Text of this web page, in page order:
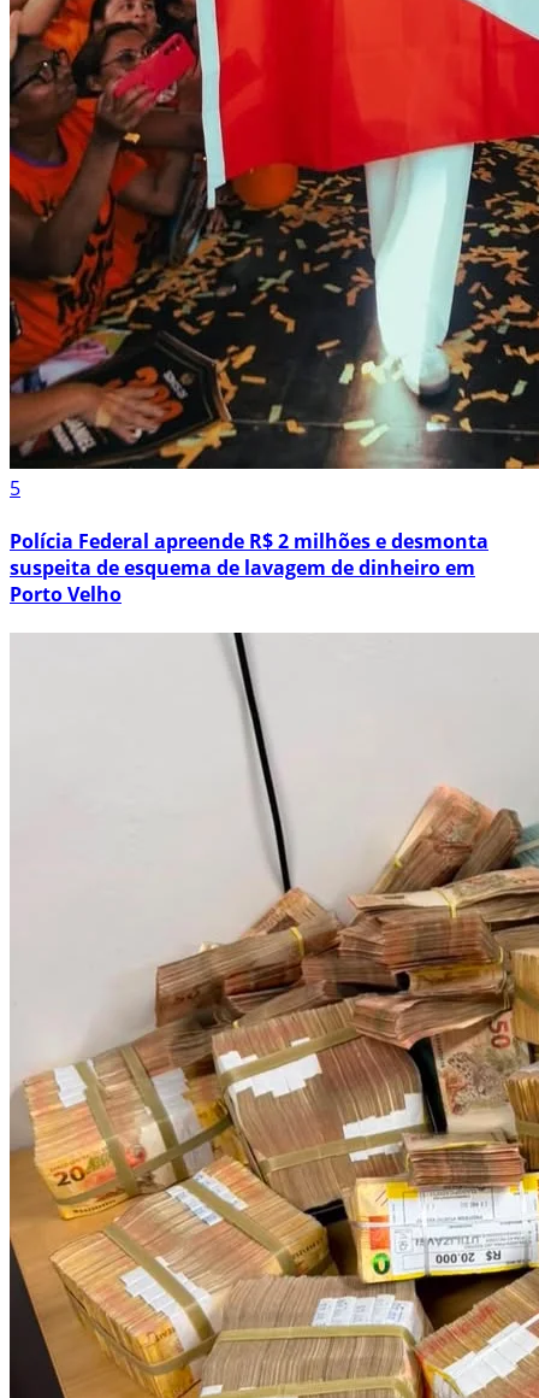
5
Polícia Federal apreende R$ 2 milhões e desmonta
suspeita de esquema de lavagem de dinheiro em
Porto Velho